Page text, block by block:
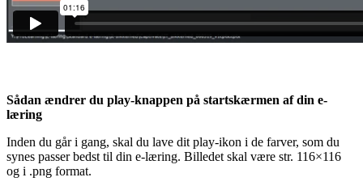
Sådan ændrer du play-knappen på startskærmen af din e-
læring
Inden du går i gang, skal du lave dit play-ikon i de farver, som du
synes passer bedst til din e-læring. Billedet skal være str. 116×116
og i .png format.